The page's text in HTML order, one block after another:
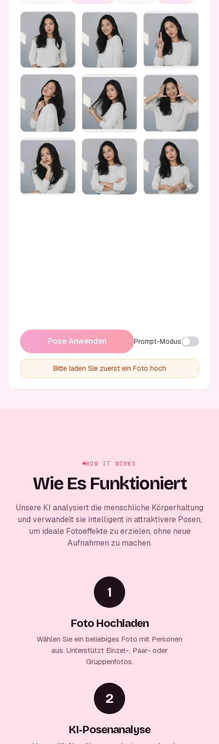
Pose Anwenden Prompt-Modus
Bitte laden Sie zuerst ein Foto hoch
HOW IT WORKS
Wie Es Funktioniert
Unsere KI analysiert die menschliche Körperhaltung
und verwandelt sie intelligent in attraktivere Posen,
um ideale Fotoeffekte zu erzielen, ohne neue
Aufnahmen zu machen.
1
Foto Hochladen
Wählen Sie ein beliebiges Foto mit Personen
aus. Unterstützt Einzel-, Paar- oder
Gruppenfotos.
2
KI-Posenanalyse